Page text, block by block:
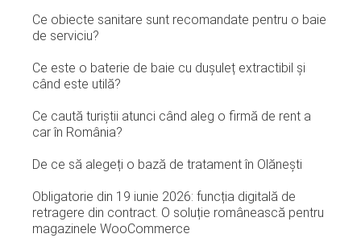
Ce obiecte sanitare sunt recomandate pentru o baie
de serviciu?
Ce este o baterie de baie cu dușuleț extractibil și
când este utilă?
Ce caută turiștii atunci când aleg o firmă de rent a
car în România?
De ce să alegeți o bază de tratament în Olănești
Obligatorie din 19 iunie 2026: funcția digitală de
retragere din contract. O soluție românească pentru
magazinele WooCommerce